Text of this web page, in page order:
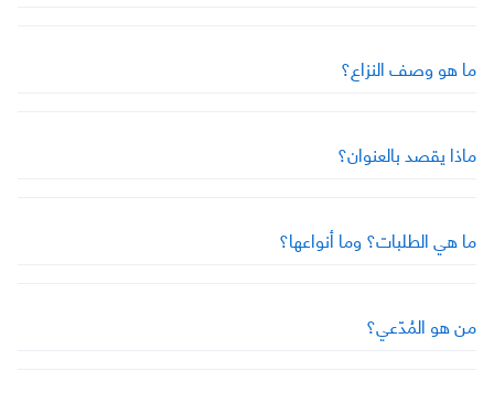
ما هو وصف النزاع؟
ماذا يقصد بالعنوان؟
ما هي الطلبات؟ وما أنواعها؟
من هو المُدّعي؟